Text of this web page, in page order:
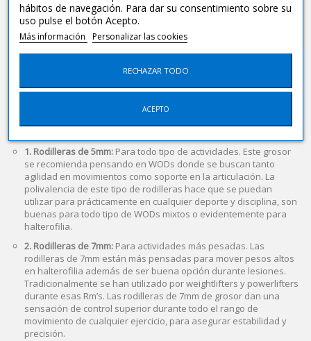
¿Rodilleras de 5 o 7mm?
La mejor forma de saber con qué grosor te encuentras mejor es
regularidad, pero es cierto que las más polivalentes son las de 5mm
si no quieres dolores de cabeza.Si eres un peso pesado, puede
1. Rodilleras de 5mm: Para todo tipo de actividades. Este grosor
se recomienda pensando en WODs donde se buscan tanto
agilidad en movimientos como soporte en la articulación. La
polivalencia de este tipo de rodilleras hace que se puedan
utilizar para prácticamente en cualquier deporte y disciplina, son
buenas para todo tipo de WODs mixtos o evidentemente para
halterofilia.
2. Rodilleras de 7mm: Para actividades más pesadas. Las
rodilleras de 7mm están más pensadas para mover pesos altos
en halterofilia además de ser buena opción durante lesiones.
Tradicionalmente se han utilizado por weightlifters y powerlifters
durante esas Rm’s. Las rodilleras de 7mm de grosor dan una
sensación de control superior durante todo el rango de
movimiento de cualquier ejercicio, para asegurar estabilidad y
precisión.
hábitos de navegación. Para dar su consentimiento sobre su
uso pulse el botón Acepto.
Más información Personalizar las cookies
RECHAZAR TODO
ACEPTO